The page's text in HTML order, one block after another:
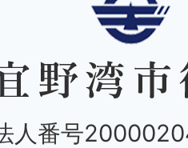
人番号